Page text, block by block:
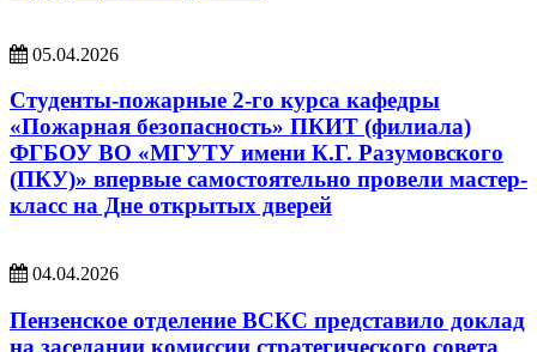
05.04.2026
Студенты-пожарные 2-го курса кафедры
«Пожарная безопасность» ПКИТ (филиала)
ФГБОУ ВО «МГУТУ имени К.Г. Разумовского
(ПКУ)» впервые самостоятельно провели мастер-
класс на Дне открытых дверей
04.04.2026
Пензенское отделение ВСКС представило доклад
на заседании комиссии стратегического совета